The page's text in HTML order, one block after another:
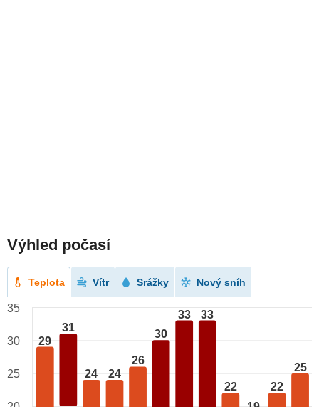
Výhled počasí
Teplota Vítr Srážky Nový sníh
29
31
24 24
26
30
33 33
22 22
25
35
30
25